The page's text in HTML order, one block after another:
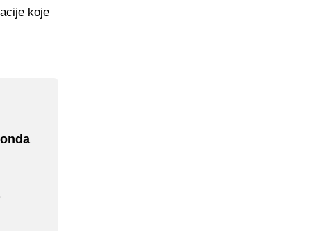
koje